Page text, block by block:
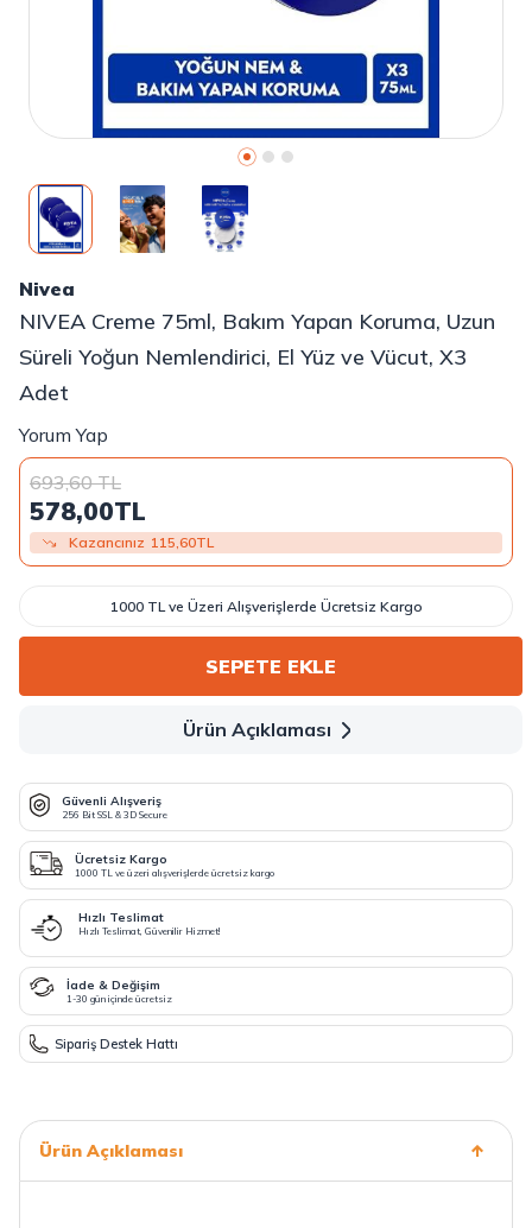
Nivea
NIVEA Creme 75ml, Bakım Yapan Koruma, Uzun
Süreli Yoğun Nemlendirici, El Yüz ve Vücut, X3
Adet
Yorum Yap
693,60TL
578,00TL
Kazancınız 115,60TL
1000 TL ve Üzeri Alışverişlerde Ücretsiz Kargo
SEPETE EKLE
Ürün Açıklaması
Güvenli Alışveriş
256 Bit SSL & 3D Secure
Ücretsiz Kargo
1000 TL ve üzeri alışverişlerde ücretsiz kargo
Hızlı Teslimat
Hızlı Teslimat, Güvenilir Hizmet!
İade & Değişim
1-30 gün içinde ücretsiz
Sipariş Destek Hattı
Ürün Açıklaması